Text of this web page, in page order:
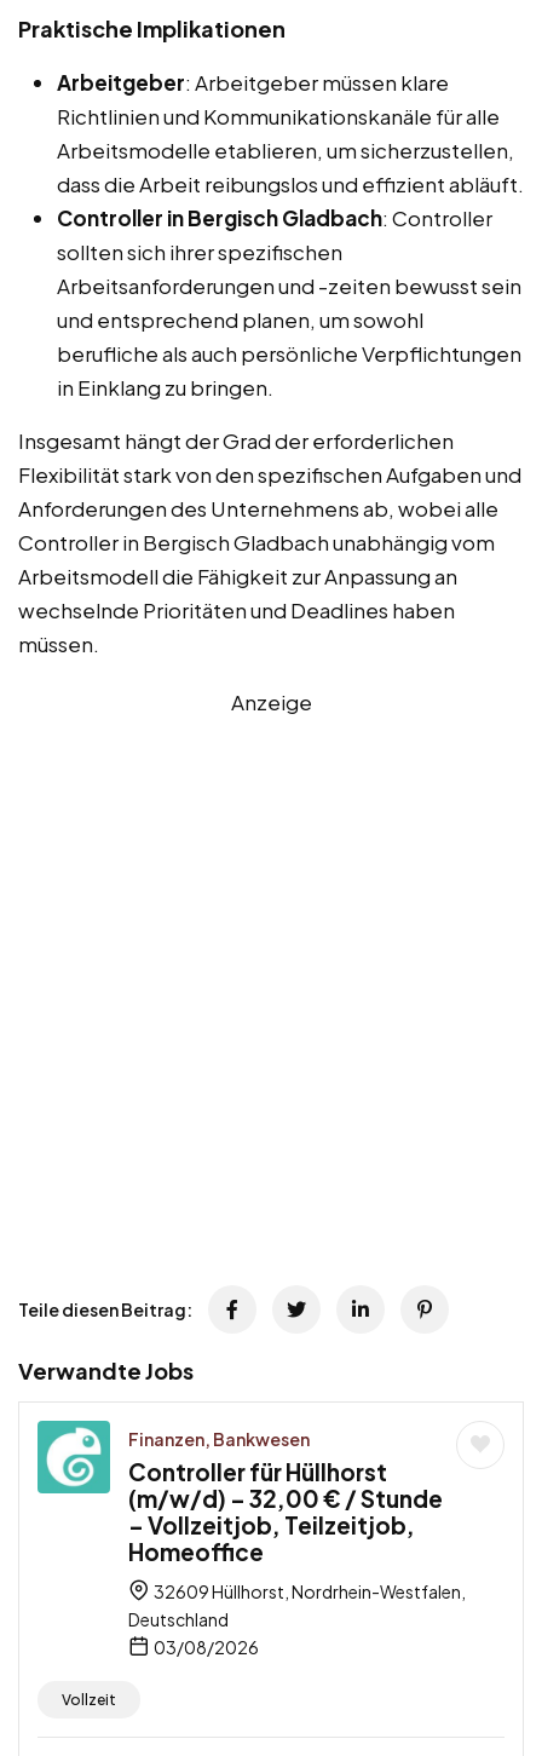
Praktische Implikationen
Arbeitgeber: Arbeitgeber müssen klare
Richtlinien und Kommunikationskanäle für alle
Arbeitsmodelle etablieren, um sicherzustellen,
dass die Arbeit reibungslos und effizient abläuft.
Controller in Bergisch Gladbach: Controller
sollten sich ihrer spezifischen
Arbeitsanforderungen und -zeiten bewusst sein
und entsprechend planen, um sowohl
berufliche als auch persönliche Verpflichtungen
in Einklang zu bringen.
Insgesamt hängt der Grad der erforderlichen
Flexibilität stark von den spezifischen Aufgaben und
Anforderungen des Unternehmens ab, wobei alle
Controller in Bergisch Gladbach unabhängig vom
Arbeitsmodell die Fähigkeit zur Anpassung an
wechselnde Prioritäten und Deadlines haben
müssen.
Anzeige
Teile diesen Beitrag:
Verwandte Jobs
Finanzen, Bankwesen
Controller für Hüllhorst
(m/w/d) – 32,00 € / Stunde
– Vollzeitjob, Teilzeitjob,
Homeoffice
32609 Hüllhorst, Nordrhein-Westfalen,
Deutschland
03/08/2026
Vollzeit